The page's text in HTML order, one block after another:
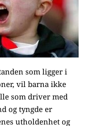
som ligger i
vil barna ikke
som driver med
og tyngde er
utholdenhet og